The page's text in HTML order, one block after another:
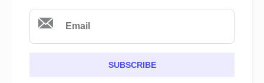
SUBSCRIBE